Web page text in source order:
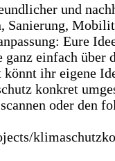
und
Sanierung,
Eure
ganz einfach über
ihr eigene
konkret
oder den